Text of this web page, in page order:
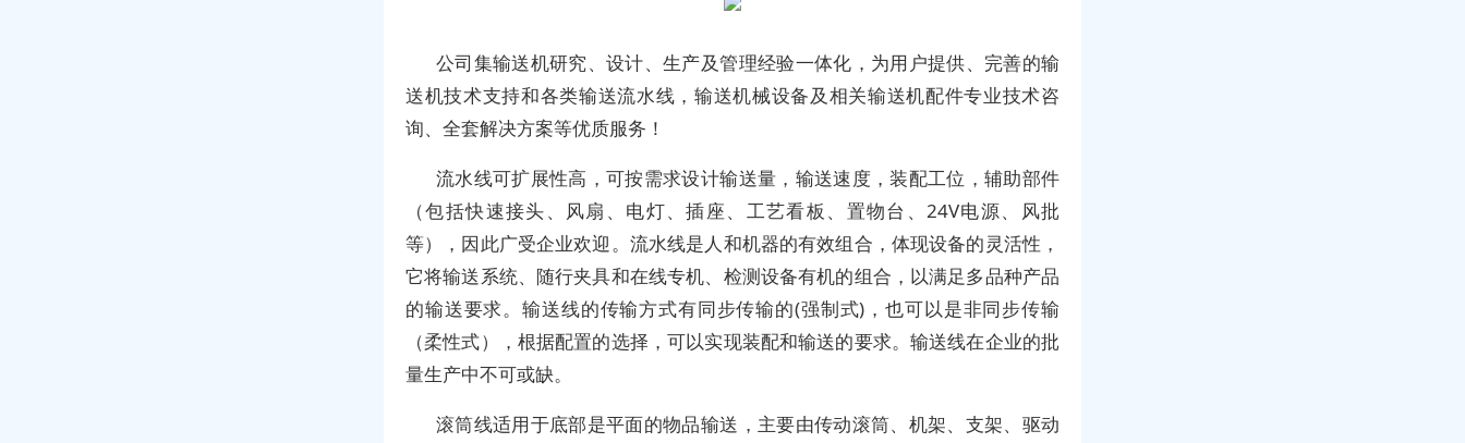
公司集输送机研究、设计、生产及管理经验一体化，为用户提供、完善的输
送机技术支持和各类输送流水线，输送机械设备及相关输送机配件专业技术咨
询、全套解决方案等优质服务！
流水线可扩展性高，可按需求设计输送量，输送速度，装配工位，辅助部件
（包括快速接头、风扇、电灯、插座、工艺看板、置物台、24V电源、风批
等），因此广受企业欢迎。流水线是人和机器的有效组合，体现设备的灵活性，
它将输送系统、随行夹具和在线专机、检测设备有机的组合，以满足多品种产品
的输送要求。输送线的传输方式有同步传输的(强制式)，也可以是非同步传输
（柔性式），根据配置的选择，可以实现装配和输送的要求。输送线在企业的批
量生产中不可或缺。
滚筒线适用于底部是平面的物品输送，主要由传动滚筒、机架、支架、驱动